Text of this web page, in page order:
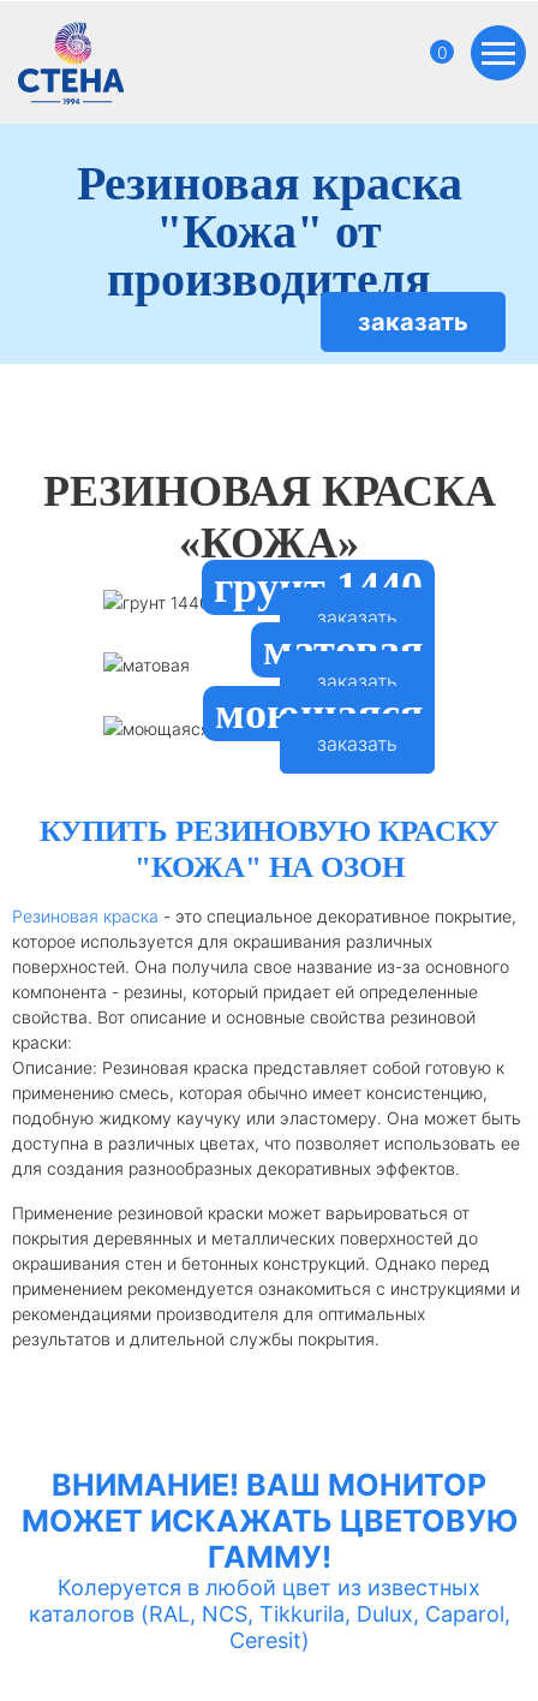
0
Резиновая краска
"Кожа" от
производителя
заказать
РЕЗИНОВАЯ КРАСКА
«КОЖА»
грунт 1440
заказать
матовая
заказать
моющаяся
заказать
КУПИТЬ РЕЗИНОВУЮ КРАСКУ
"КОЖА" НА ОЗОН
Резиновая краска - это специальное декоративное покрытие,
которое используется для окрашивания различных
поверхностей. Она получила свое название из-за основного
компонента - резины, который придает ей определенные
свойства. Вот описание и основные свойства резиновой
краски:
Описание: Резиновая краска представляет собой готовую к
применению смесь, которая обычно имеет консистенцию,
подобную жидкому каучуку или эластомеру. Она может быть
доступна в различных цветах, что позволяет использовать ее
для создания разнообразных декоративных эффектов.
Применение резиновой краски может варьироваться от
покрытия деревянных и металлических поверхностей до
окрашивания стен и бетонных конструкций. Однако перед
применением рекомендуется ознакомиться с инструкциями и
рекомендациями производителя для оптимальных
результатов и длительной службы покрытия.
ВНИМАНИЕ! ВАШ МОНИТОР
МОЖЕТ ИСКАЖАТЬ ЦВЕТОВУЮ
ГАММУ!
Колеруется в любой цвет из известных
каталогов (RAL, NCS, Tikkurila, Dulux, Caparol,
Ceresit)